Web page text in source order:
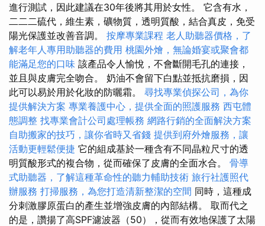
進行測試，因此建議在30年後將其用於女性。 它含有水，
二二二硫代，維生素，礦物質，透明質酸，結合真皮，免受
陽光保護並改善音調。 按摩專業課程 老人助聽器價格，了
解老年人專用助聽器的費用 桃園外燴，無論婚宴或聚會都
能滿足您的口味 該產品令人愉悅，不會斷開毛孔的連接，
並且與皮膚完全吻合。 奶油不會留下白點並抵抗磨損，因
此可以易於用於化妝的防曬霜。 尋找專業偵探公司，為你
提供解決方案 專業養護中心，提供全面的照護服務 西屯體
態調整 找專業會計公司處理帳務 網路行銷的全面解決方案
自助搬家的技巧，讓你省時又省錢 提供到府外燴服務，讓
活動更輕鬆便捷 它的組成基於一種含有不同晶粒尺寸的透
明質酸形式的複合物，從而確保了皮膚的全面水合。 骨導
式助聽器，了解這種革命性的聽力輔助技術 旅行社護照代
辦服務 打掃服務，為您打造清新整潔的空間 同時，這種成
分刺激膠原蛋白的產生並增強皮膚的內部結構。 取而代之
的是，讚揚了高SPF濾波器（50），從而有效地保護了太陽